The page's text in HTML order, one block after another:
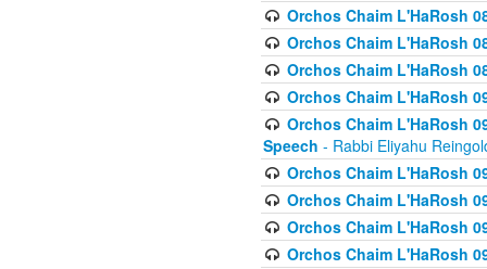
Orchos Chaim L'HaRosh
Orchos Chaim L'HaRosh
Orchos Chaim L'HaRosh
Orchos Chaim L'HaRosh
Orchos Chaim L'HaRosh
Speech - Rabbi Eliyahu
Orchos Chaim L'HaRosh
Orchos Chaim L'HaRosh
Orchos Chaim L'HaRosh
Orchos Chaim L'HaRosh